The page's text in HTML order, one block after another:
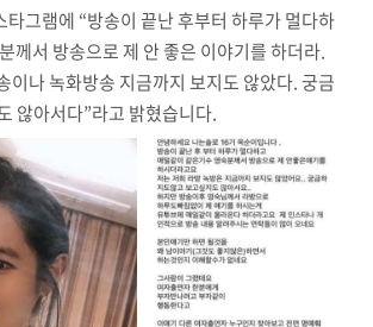
타그램에 “방송이 끝난 후부터 하루가 멀다하
께서 방송으로 제 안 좋은 이야기를 하더라.
이나 녹화방송 지금까지 보지도 않았다. 궁금
않아서다”라고 밝혔습니다.